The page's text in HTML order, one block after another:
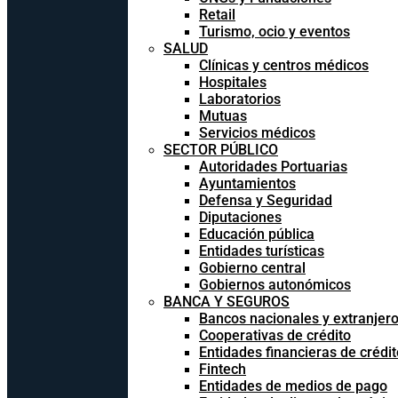
Retail
Turismo, ocio y eventos
SALUD
Clínicas y centros médicos
Hospitales
Laboratorios
Mutuas
Servicios médicos
SECTOR PÚBLICO
Autoridades Portuarias
Ayuntamientos
Defensa y Seguridad
Diputaciones
Educación pública
Entidades turísticas
Gobierno central
Gobiernos autonómicos
BANCA Y SEGUROS
Bancos nacionales y
Cooperativas de crédito
Entidades financieras de
Fintech
Entidades de medios de pago